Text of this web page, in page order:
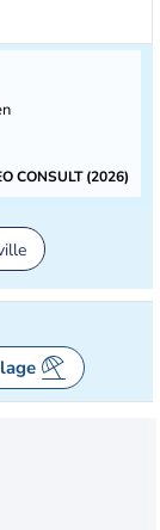
CONSULT (2026)